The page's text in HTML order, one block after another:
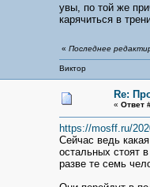
увы, по той же
карячиться в
« Последнее
Виктор
Re:
« Ответ
https://mosff.ru/
Сейчас ведь
остальных стоят
разве те семь